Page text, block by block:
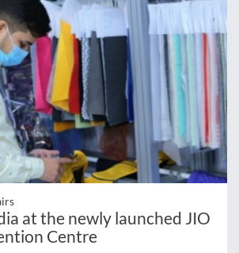
at the newly launched JIO
Centre